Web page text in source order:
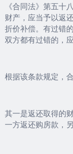
《合同法》第五十
财产，应当予以返
折价补偿。有过错
双方都有过错的，
根据该条款规定，
其一是返还取得的
一方返还购房款，